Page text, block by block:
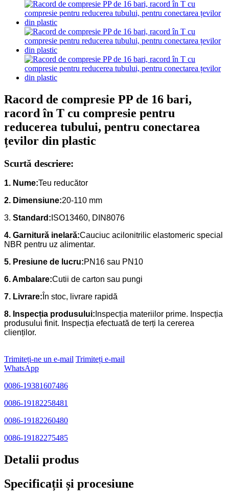
Racord de compresie PP de 16 bari,
racord în T cu compresie pentru
reducerea tubului, pentru conectarea
țevilor din plastic
Scurtă descriere:
1. Nume:Teu reducător
2. Dimensiune:20-110 mm
3. Standard: ISO13460, DIN8076
4. Garnitură inelară:Cauciuc acilonitrilic elastomeric special
NBR pentru uz alimentar.
5. Presiune de lucru:PN16 sau PN10
6. Ambalare:Cutii de carton sau pungi
7. Livrare: În stoc, livrare rapidă
8. Inspecția produsului: Inspecția materiilor prime. Inspecția
produsului finit. Inspecția efectuată de terți la cererea
clienților.
Trimiteți-ne un e-mail Trimiteți e-mail
WhatsApp
0086-19381607486
0086-19182258481
0086-19182260480
0086-19182275485
Detalii produs
Specificații și procesiune